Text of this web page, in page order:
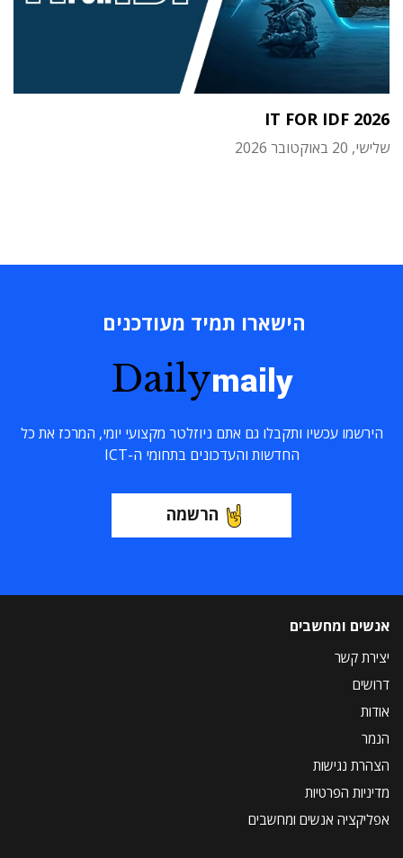
IT FOR IDF 2026
שלישי, 20 באוקטובר 2026
הישארו תמיד מעודכנים
Dailymaily
הירשמו עכשיו ותקבלו גם אתם ניוזלטר מקצועי יומי, המרכז את כל
החדשות והעדכונים בתחומי ה-ICT
הרשמה
אנשים ומחשבים
יצירת קשר
דרושים
אודות
הנמר
הצהרת נגישות
מדיניות הפרטיות
אפליקציה אנשים ומחשבים